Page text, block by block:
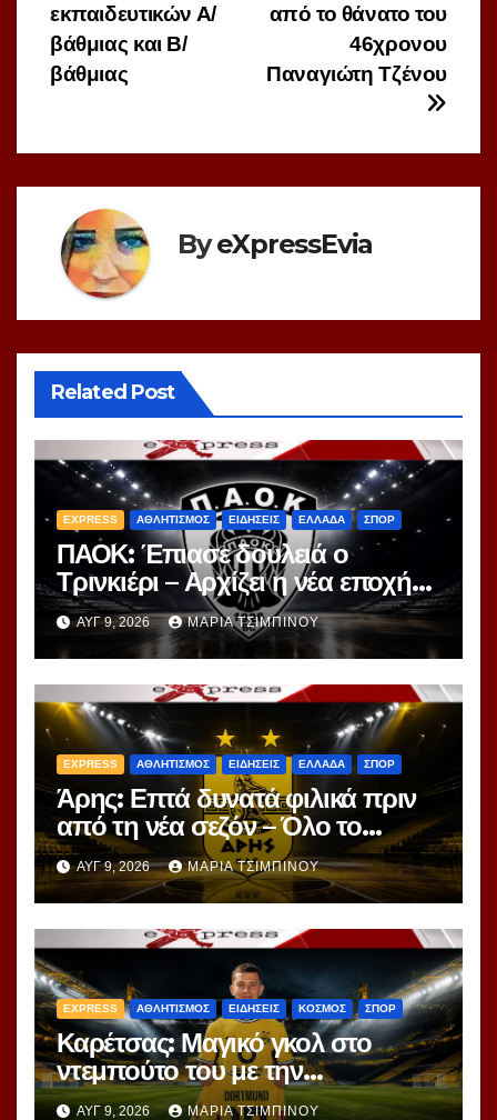
από το θάνατο του
46χρονου
Παναγιώτη Τζένου
εκπαιδευτικών Α/
βάθμιας και Β/
βάθμιας
ByeXpressEvia
Related Post
EXPRESS ΑΘΛΗΤΙΣΜΟΣ ΕΙΔΗΣΕΙΣ ΕΛΛΑΔΑ ΣΠΟΡ
ΠΑΟΚ: Έπιασε δουλειά ο
Τρινκιέρι – Αρχίζει η νέα εποχή
στον «Δικέφαλο»
ΑΥΓ 9, 2026 ΜΑΡΊΑ ΤΣΙΜΠΙΝΟΎ
EXPRESS ΑΘΛΗΤΙΣΜΟΣ ΕΙΔΗΣΕΙΣ ΕΛΛΑΔΑ ΣΠΟΡ
Άρης: Επτά δυνατά φιλικά πριν
από τη νέα σεζόν – Όλο το
πρόγραμμα
ΑΥΓ 9, 2026 ΜΑΡΊΑ ΤΣΙΜΠΙΝΟΎ
EXPRESS ΑΘΛΗΤΙΣΜΟΣ ΕΙΔΗΣΕΙΣ ΚΟΣΜΟΣ ΣΠΟΡ
Καρέτσας: Μαγικό γκολ στο
ντεμπούτο του με την
Ντόρτμουντ!
ΑΥΓ 9, 2026 ΜΑΡΊΑ ΤΣΙΜΠΙΝΟΎ